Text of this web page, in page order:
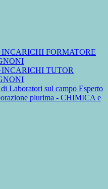
FORMATORE
TUTOR
Laboratori sul campo Esperto
plurima - CHIMICA e